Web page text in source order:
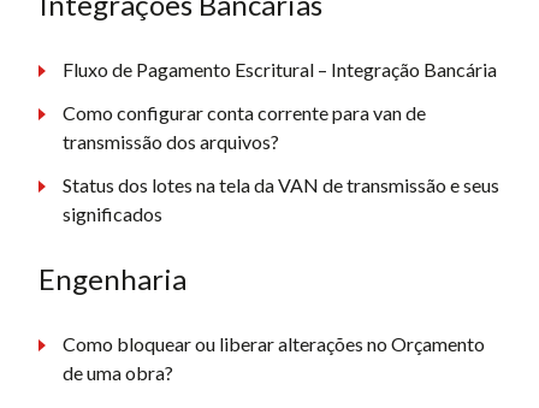
Fluxo de Pagamento Escritural – Integração Bancária
Como configurar conta corrente para van de
transmissão dos arquivos?
Status dos lotes na tela da VAN de transmissão e seus
significados
Engenharia
Como bloquear ou liberar alterações no Orçamento
de uma obra?